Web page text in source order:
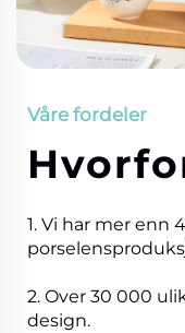
Våre fordeler
1. Vi har mer enn
2. Over 30 000
design.